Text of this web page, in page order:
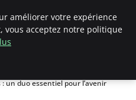
un duo essentiel pour l’avenir
améliorer votre expérience
vous acceptez notre politique